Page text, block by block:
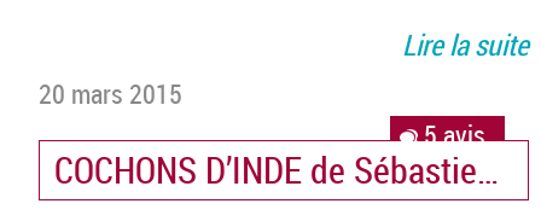
Lire la suite
20 mars 2015
5 avis
COCHONS D’INDE de Sébastien